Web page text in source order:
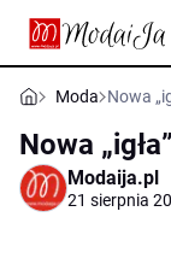
Moda Nowa
Nowa
Modaija.pl
21 sierpnia